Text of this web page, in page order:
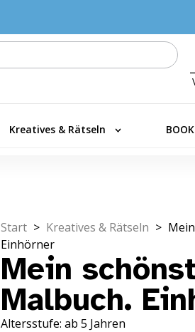
Kreatives & Rätseln
Start > Kreatives & Rätseln >
Einhörner
Mein
Malbuch.
Altersstufe: ab 5 Jahren